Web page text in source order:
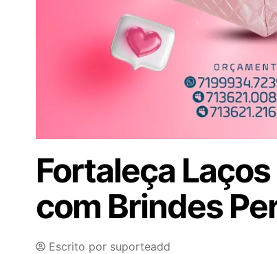
Fortaleça
com Brindes
Escrito por suporteadd